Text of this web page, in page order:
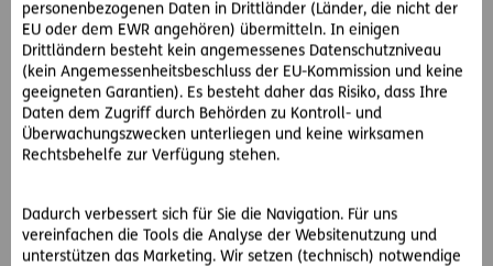
personenbezogenen Daten in Drittländer (Länder, die nicht der
EU oder dem EWR angehören) übermitteln. In einigen
Drittländern besteht kein angemessenes Datenschutzniveau
(kein Angemessenheitsbeschluss der EU-Kommission und keine
geeigneten Garantien). Es besteht daher das Risiko, dass Ihre
Daten dem Zugriff durch Behörden zu Kontroll- und
Überwachungszwecken unterliegen und keine wirksamen
Rechtsbehelfe zur Verfügung stehen.
Dadurch verbessert sich für Sie die Navigation. Für uns
vereinfachen die Tools die Analyse der Websitenutzung und
unterstützen das Marketing. Wir setzen (technisch) notwendige
#Sport #Frühling #Sommer #Herbst